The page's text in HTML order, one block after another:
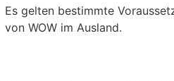
Es gelten bestimmte
von WOW im Ausland.